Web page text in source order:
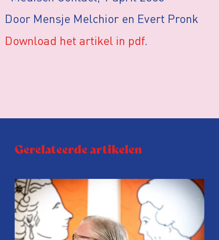
Door Mensje Melchior en Evert Pronk
Download het artikel in pdf.
Gerelateerde artikelen